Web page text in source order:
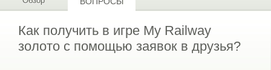
Как получить в игре My Railway
золото с помощью заявок в друзья?